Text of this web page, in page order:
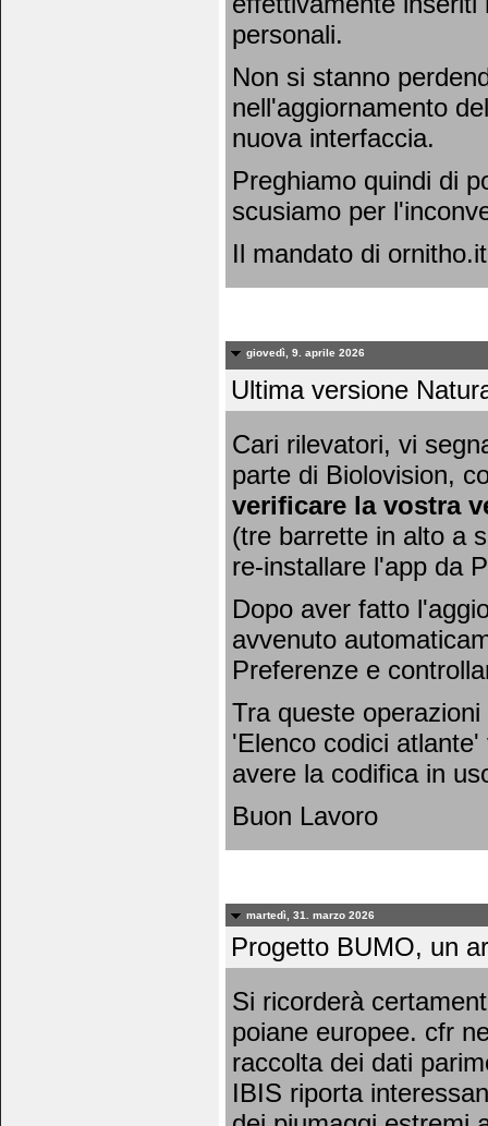
personali.
Non si stanno
nell'aggiornamento
nuova interfaccia.
Preghiamo quindi di
scusiamo per
Il mandato di ornitho.it
giovedì, 9. aprile 2026
Ultima versione
Cari rilevatori, vi
parte di Biolovision,
verificare la vostra
(tre barrette in alto a
re-installare l'app da
Dopo aver fatto
avvenuto
Preferenze e
Tra queste
'Elenco codici
avere la codifica in
Buon Lavoro
martedì, 31. marzo 2026
Progetto BUMO, un
Si ricorderà
poiane europee. cfr
raccolta dei dati
IBIS riporta